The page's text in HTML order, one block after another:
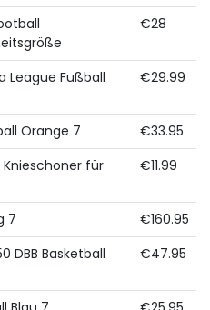
€28
League Fußball
€29.99
Orange 7
€33.95
für
€11.99
7
€160.95
DBB Basketball
€47.95